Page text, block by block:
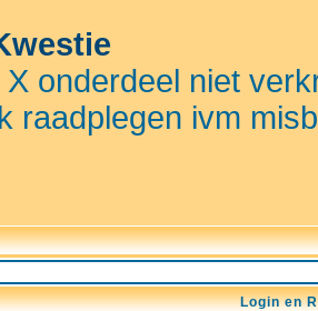
onderdeel niet
raadplegen ivm
Login en